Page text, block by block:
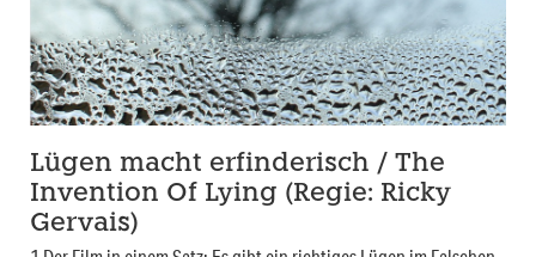
Lügen macht erfinderisch / The
Invention Of Lying (Regie: Ricky
Gervais)